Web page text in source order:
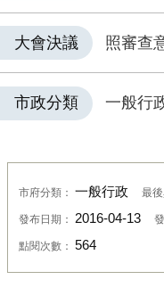
大會決議 照審查
市政分類 一般行
市府分類： 一般行政 最
發布日期： 2016-04-13
點閱次數： 564